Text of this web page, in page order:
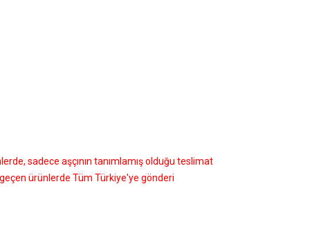
sadece aşçının tanımlamış olduğu teslimat
ürünlerde Tüm Türkiye'ye gönderi